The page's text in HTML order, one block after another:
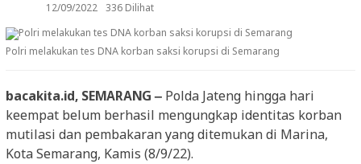
12/09/2022
336 Dilihat
Polri melakukan tes DNA korban saksi korupsi di Semarang
bacakita.id, SEMARANG – Polda Jateng hingga hari
keempat belum berhasil mengungkap identitas korban
mutilasi dan pembakaran yang ditemukan di Marina,
Kota Semarang, Kamis (8/9/22).